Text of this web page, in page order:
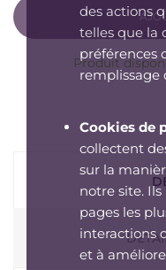
des actions
telles que la
préférences
remplissage
Cookies de
collectent
sur la
notre site.
pages les
interactions
et à
Produit